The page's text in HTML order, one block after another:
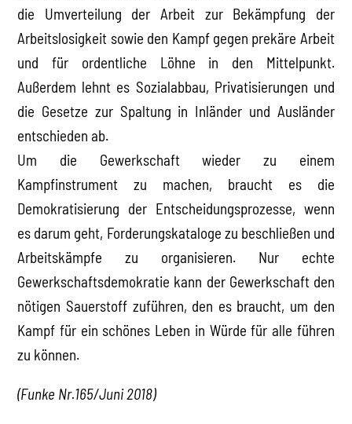
die Umverteilung der Arbeit zur Bekämpfung der
Arbeitslosigkeit sowie den Kampf gegen prekäre Arbeit
und für ordentliche Löhne in den Mittelpunkt.
Außerdem lehnt es Sozialabbau, Privatisierungen und
die Gesetze zur Spaltung in Inländer und Ausländer
entschieden ab.
Um die Gewerkschaft wieder zu einem
Kampfinstrument zu machen, braucht es die
Demokratisierung der Entscheidungsprozesse, wenn
es darum geht, Forderungskataloge zu beschließen und
Arbeitskämpfe zu organisieren. Nur echte
Gewerkschaftsdemokratie kann der Gewerkschaft den
nötigen Sauerstoff zuführen, den es braucht, um den
Kampf für ein schönes Leben in Würde für alle führen
zu können.
(Funke Nr.165/Juni 2018)